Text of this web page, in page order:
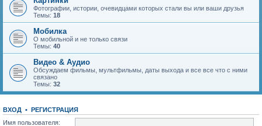
Фотографии, истории, очевидцами которых стали вы или ваши друзья
Темы: 18
Мобилка
О мобильной и не только связи
Темы: 40
Видео & Аудио
Обсуждаем фильмы, мультфильмы, даты выхода и все все что с ними
связано
Темы: 32
ВХОД • РЕГИСТРАЦИЯ
Имя пользователя: